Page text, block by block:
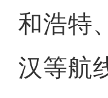
和浩特
汉等航